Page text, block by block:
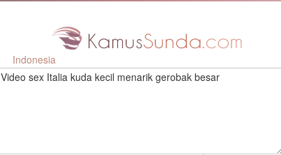
Indonesia
Video sex Italia kuda kecil menarik gerobak besar